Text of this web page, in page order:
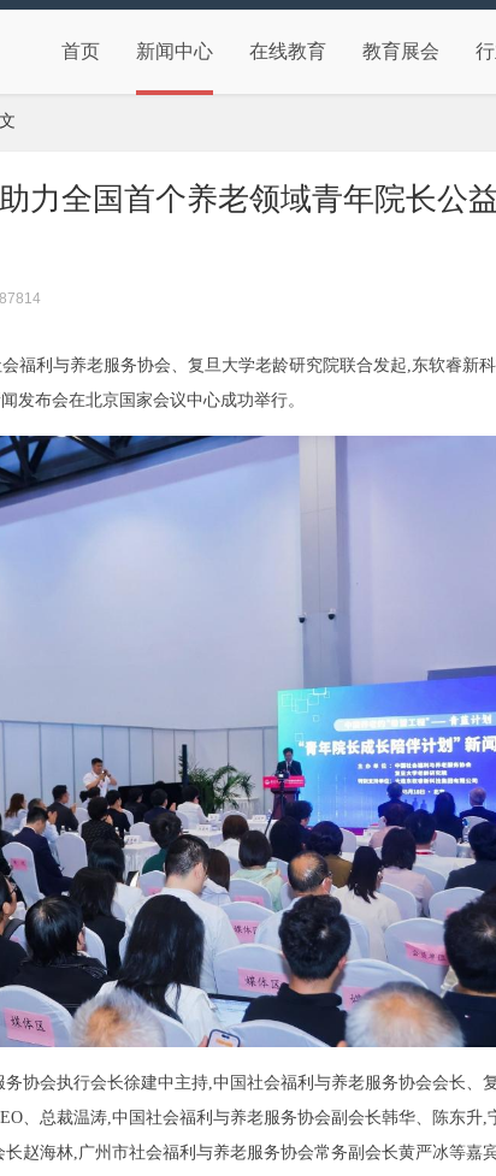
首页 新闻中心 在线教育 教育展会
力全国首个养老领域青年院长公
福利与养老服务协会、复旦大学老龄研究院联合发起,东软睿新
发布会在北京国家会议中心成功举行。
协会执行会长徐建中主持,中国社会福利与养老服务协会会长、
、总裁温涛,中国社会福利与养老服务协会副会长韩华、陈东升,
赵海林,广州市社会福利与养老服务协会常务副会长黄严冰等嘉